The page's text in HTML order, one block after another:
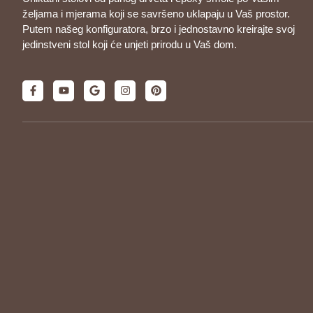
željama i mjerama koji se savršeno uklapaju u Vaš prostor.
Putem našeg konfiguratora, brzo i jednostavno kreirajte svoj
jedinstveni stol koji će unjeti prirodu u Vaš dom.